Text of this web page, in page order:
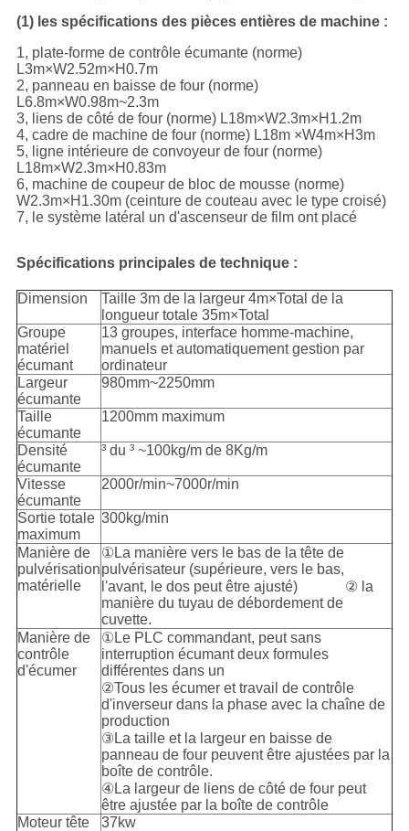
(1) les spécifications des pièces entières de machine :
1, plate-forme de contrôle écumante (norme)
L3m×W2.52m×H0.7m
2, panneau en baisse de four (norme)
L6.8m×W0.98m~2.3m
3, liens de côté de four (norme) L18m×W2.3m×H1.2m
4, cadre de machine de four (norme) L18m ×W4m×H3m
5, ligne intérieure de convoyeur de four (norme)
L18m×W2.3m×H0.83m
6, machine de coupeur de bloc de mousse (norme)
W2.3m×H1.30m (ceinture de couteau avec le type croisé)
7, le système latéral un d'ascenseur de film ont placé
Spécifications principales de technique :
Dimension
Taille 3m de la largeur 4m×Total de la
longueur totale 35m×Total
Groupe
matériel
écumant
13 groupes, interface homme-machine,
manuels et automatiquement gestion par
ordinateur
Largeur
écumante
980mm~2250mm
Taille
écumante
1200mm maximum
Densité
écumante
³ du ³ ~100kg/m de 8Kg/m
Vitesse
écumante
2000r/min~7000r/min
Sortie totale
maximum
300kg/min
Manière de
pulvérisation
matérielle
①La manière vers le bas de la tête de
pulvérisateur (supérieure, vers le bas,
l'avant, le dos peut être ajusté) ② la
manière du tuyau de débordement de
cuvette.
Manière de
contrôle
d'écumer
①Le PLC commandant, peut sans
interruption écumant deux formules
différentes dans un
②Tous les écumer et travail de contrôle
d'inverseur dans la phase avec la chaîne de
production
③La taille et la largeur en baisse de
panneau de four peuvent être ajustées par la
boîte de contrôle.
④La largeur de liens de côté de four peut
être ajustée par la boîte de contrôle
Moteur tête
37kw